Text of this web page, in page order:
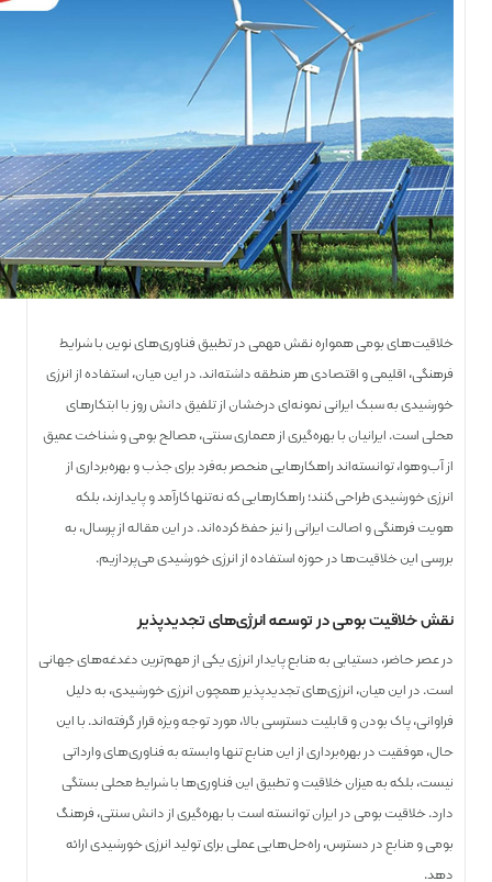
خلاقیت‌های بومی همواره نقش مهمی در تطبیق فناوری‌های نوین با شرایط
فرهنگی، اقلیمی و اقتصادی هر منطقه داشته‌اند. در این میان، استفاده از انرژی
خورشیدی به سبک ایرانی نمونه‌ای درخشان از تلفیق دانش روز با ابتکارهای
محلی است. ایرانیان با بهره‌گیری از معماری سنتی، مصالح بومی و شناخت عمیق
از آب‌وهوا، توانسته‌اند راهکارهایی منحصر به‌فرد برای جذب و بهره‌برداری از
انرژی خورشیدی طراحی کنند؛ راهکارهایی که نه‌تنها کارآمد و پایدارند، بلکه
هویت فرهنگی و اصالت ایرانی را نیز حفظ کرده‌اند. در این مقاله از پرسال، به
بررسی این خلاقیت‌ها در حوزه استفاده از انرژی خورشیدی می‌پردازیم.
نقش خلاقیت بومی در توسعه انرژی‌های تجدیدپذیر
در عصر حاضر، دستیابی به منابع پایدار انرژی یکی از مهم‌ترین دغدغه‌های جهانی
است. در این میان، انرژی‌های تجدیدپذیر همچون انرژی خورشیدی، به دلیل
فراوانی، پاک بودن و قابلیت دسترسی بالا، مورد توجه ویژه قرار گرفته‌اند. با این
حال، موفقیت در بهره‌برداری از این منابع تنها وابسته به فناوری‌های وارداتی
نیست، بلکه به میزان خلاقیت و تطبیق این فناوری‌ها با شرایط محلی بستگی
دارد. خلاقیت بومی در ایران توانسته است با بهره‌گیری از دانش سنتی، فرهنگ
بومی و منابع در دسترس، راه‌حل‌هایی عملی برای تولید انرژی خورشیدی ارائه
دهد.